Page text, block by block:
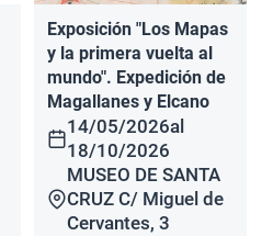
Exposición "Los Mapas
y la primera vuelta al
mundo". Expedición de
Magallanes y Elcano
14/05/2026al
18/10/2026
MUSEO DE SANTA
CRUZ C/ Miguel de
Cervantes, 3